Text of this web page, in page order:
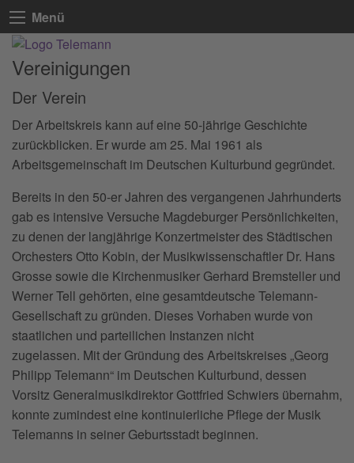
Menü
Vereinigungen
Der Verein
Der Arbeitskreis kann auf eine 50-jährige Geschichte
zurückblicken. Er wurde am 25. Mai 1961 als
Arbeitsgemeinschaft im Deutschen Kulturbund gegründet.
Bereits in den 50-er Jahren des vergangenen Jahrhunderts
gab es intensive Versuche Magdeburger Persönlichkeiten,
zu denen der langjährige Konzertmeister des Städtischen
Orchesters Otto Kobin, der Musikwissenschaftler Dr. Hans
Grosse sowie die Kirchenmusiker Gerhard Bremsteller und
Werner Tell gehörten, eine gesamtdeutsche Telemann-
Gesellschaft zu gründen. Dieses Vorhaben wurde von
staatlichen und parteilichen Instanzen nicht
zugelassen. Mit der Gründung des Arbeitskreises „Georg
Philipp Telemann“ im Deutschen Kulturbund, dessen
Vorsitz Generalmusikdirektor Gottfried Schwiers übernahm,
konnte zumindest eine kontinuierliche Pflege der Musik
Telemanns in seiner Geburtsstadt beginnen.